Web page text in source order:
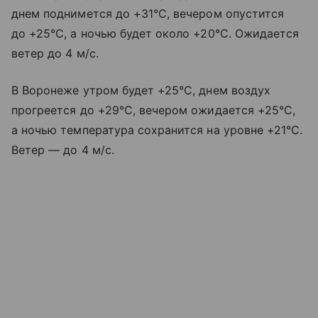
днем поднимется до +31°C, вечером опустится
до +25°C, а ночью будет около +20°C. Ожидается
ветер до 4 м/с.
В Воронеже утром будет +25°C, днем воздух
прогреется до +29°C, вечером ожидается +25°C,
а ночью температура сохранится на уровне +21°C.
Ветер — до 4 м/с.